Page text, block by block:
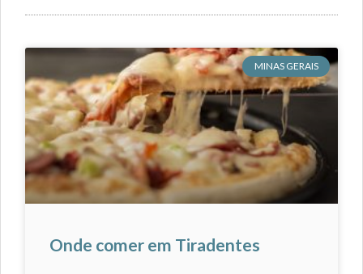
MINAS GERAIS
Onde comer em Tiradentes